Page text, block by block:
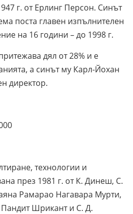
г. от Ерлинг Персон. Синът
поста главен изпълнителен
на 16 години – до 1998 г.
дял от 28% и е
а синът му Карл-Йохан
директор.
технологии и
през 1981 г. от К. Динеш, С.
Рамарао Нагавара Мурти,
Шрикант и С. Д.